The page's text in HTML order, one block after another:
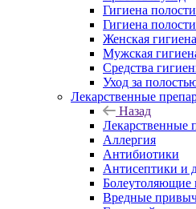
Гигиена
Гигиена
Женская гигиена
Мужская
Средства
Уход за
Лекарственные
Назад
Лекарственные
Аллергия
Антибиотики
Антисептики и
Болеутоляющие
Вредные